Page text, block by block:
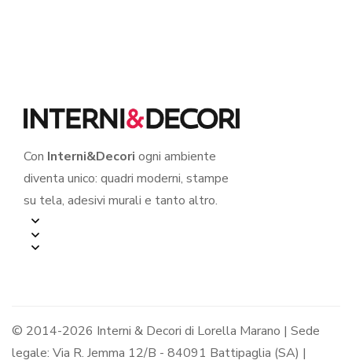
Con Interni&Decori ogni ambiente
diventa unico: quadri moderni, stampe
su tela, adesivi murali e tanto altro.
© 2014-2026 Interni & Decori di Lorella Marano | Sede
legale: Via R. Jemma 12/B - 84091 Battipaglia (SA) |